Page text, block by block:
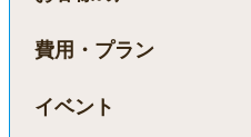
費用・プラン
イベント